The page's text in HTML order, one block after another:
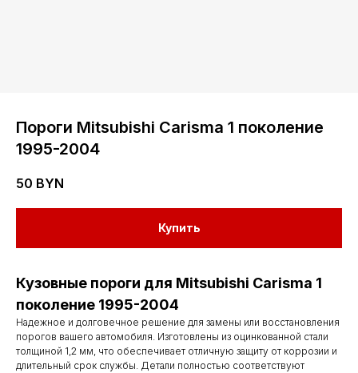
Пороги Mitsubishi Carisma 1 поколение
1995-2004
50 BYN
Купить
Кузовные пороги для Mitsubishi Carisma 1
поколение 1995-2004
Надежное и долговечное решение для замены или восстановления
порогов вашего автомобиля. Изготовлены из оцинкованной стали
толщиной 1,2 мм, что обеспечивает отличную защиту от коррозии и
длительный срок службы. Детали полностью соответствуют